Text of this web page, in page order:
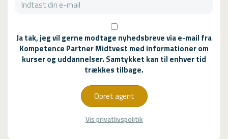
Ja tak, jeg vil gerne modtage nyhedsbreve via e-mail fra
Kompetence Partner Midtvest med informationer om
kurser og uddannelser. Samtykket kan til enhver tid
trækkes tilbage.
Opret agent
Vis privatlivspolitik